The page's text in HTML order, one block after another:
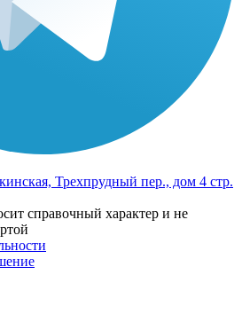
Трехпрудный пер., дом 4 стр.
справочный характер и не